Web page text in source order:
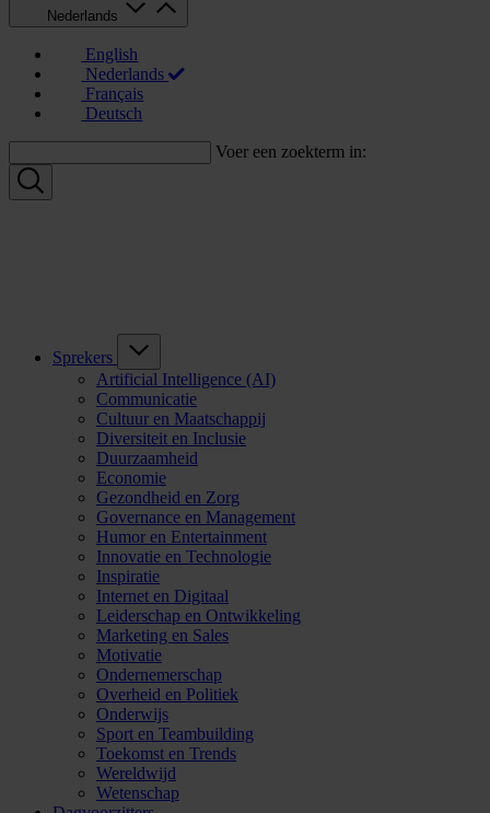
Nederlands
English
Nederlands
Français
Deutsch
Voer een zoekterm in:
Sprekers
Artificial Intelligence (AI)
Communicatie
Cultuur en Maatschappij
Diversiteit en Inclusie
Duurzaamheid
Economie
Gezondheid en Zorg
Governance en Management
Humor en Entertainment
Innovatie en Technologie
Inspiratie
Internet en Digitaal
Leiderschap en Ontwikkeling
Marketing en Sales
Motivatie
Ondernemerschap
Overheid en Politiek
Onderwijs
Sport en Teambuilding
Toekomst en Trends
Wereldwijd
Wetenschap